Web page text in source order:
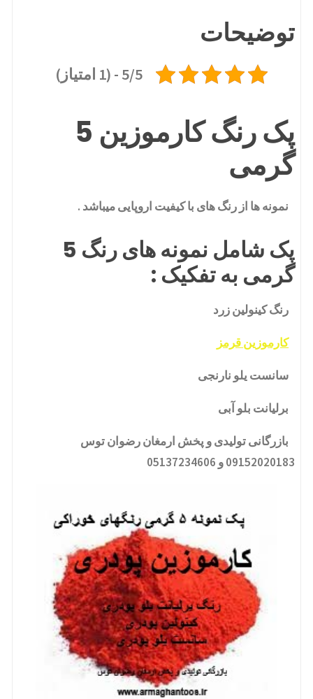
توضیحات
5/5 - (1 امتیاز)
پک رنگ کارموزین 5
گرمی
نمونه ها از رنگ های با کیفیت اروپایی میباشد .
پک شامل نمونه های رنگ 5
گرمی به تفکیک :
رنگ کینولین زرد
کارموزین قرمز
سانست یلو نارنجی
برلیانت بلو آبی
بازرگانی تولیدی و پخش ارمغان رضوان توس
09152020183 و 05137234606